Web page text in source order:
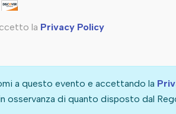
la Privacy Policy
a questo evento e accettando la
osservanza di quanto disposto dal